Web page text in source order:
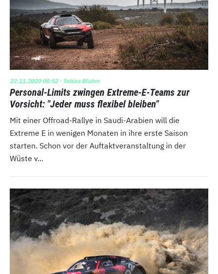
22.11.2020 08:52· Tobias Bluhm
Personal-Limits zwingen Extreme-E-Teams zur
Vorsicht: "Jeder muss flexibel bleiben"
Mit einer Offroad-Rallye in Saudi-Arabien will die
Extreme E in wenigen Monaten in ihre erste Saison
starten. Schon vor der Auftaktveranstaltung in der
Wüste v...